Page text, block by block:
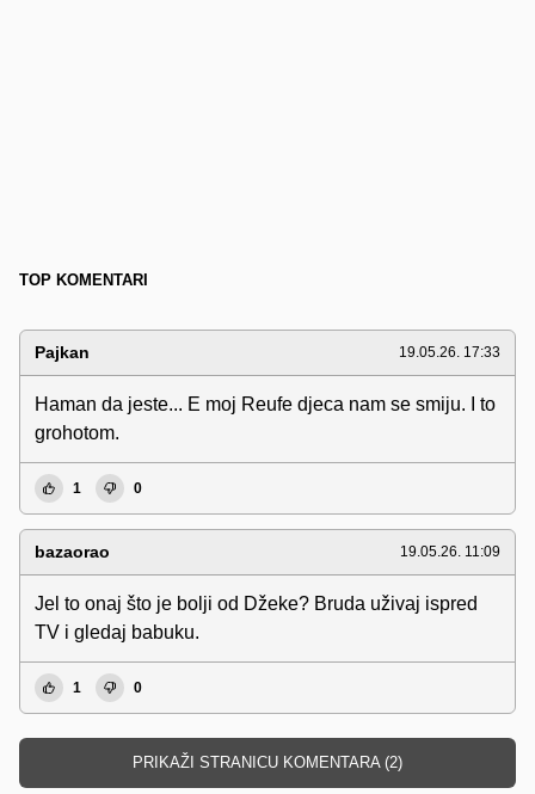
TOP KOMENTARI
Pajkan 19.05.26. 17:33
Haman da jeste... E moj Reufe djeca nam se smiju. I to
grohotom.
1 0
bazaorao 19.05.26. 11:09
Jel to onaj što je bolji od Džeke? Bruda uživaj ispred
TV i gledaj babuku.
1 0
PRIKAŽI STRANICU KOMENTARA (2)